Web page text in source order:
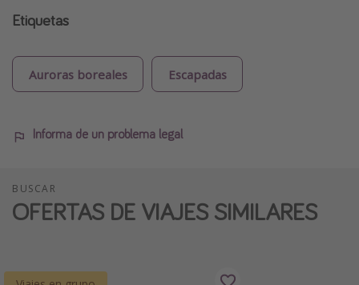
Etiquetas
Auroras boreales Escapadas
Informa de un problema legal
BUSCAR
OFERTAS DE VIAJES SIMILARES